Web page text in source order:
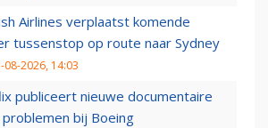
Airlines verplaatst komende
tussenstop op route naar Sydney
08-2026, 14:03
publiceert nieuwe documentaire
bij Boeing